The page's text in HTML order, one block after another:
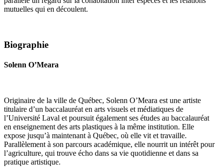
mutuelles qui en découlent.
Biographie
Solenn O’Meara
Originaire de la ville de Québec, Solenn O’Meara est une artiste
titulaire d’un baccalauréat en arts visuels et médiatiques de
l’Université Laval et poursuit également ses études au baccalauréat
en enseignement des arts plastiques à la même institution. Elle
expose jusqu’à maintenant à Québec, où elle vit et travaille.
Parallèlement à son parcours académique, elle nourrit un intérêt pour
l’agriculture, qui trouve écho dans sa vie quotidienne et dans sa
pratique artistique.